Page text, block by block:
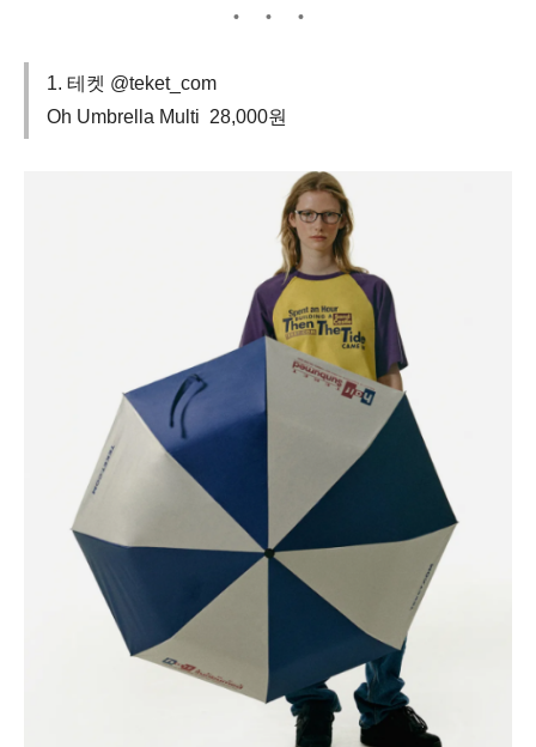
1. 테켓 @teket_com
Oh Umbrella Multi 28,000원